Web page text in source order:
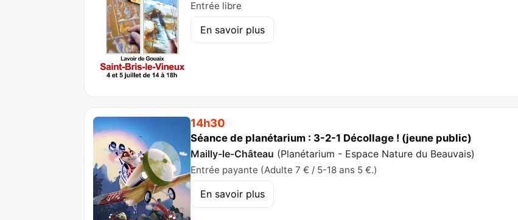
Entrée libre
En savoir plus
14h30
Séance de planétarium : 3-2-1 Décollage ! (jeune public)
Mailly-le-Château (Planétarium - Espace Nature du Beauvais)
Entrée payante (Adulte 7 € / 5-18 ans 5 €.)
En savoir plus